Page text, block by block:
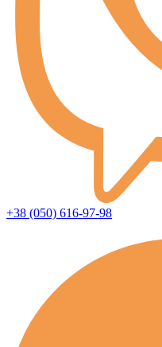
+38 (050) 616-97-98